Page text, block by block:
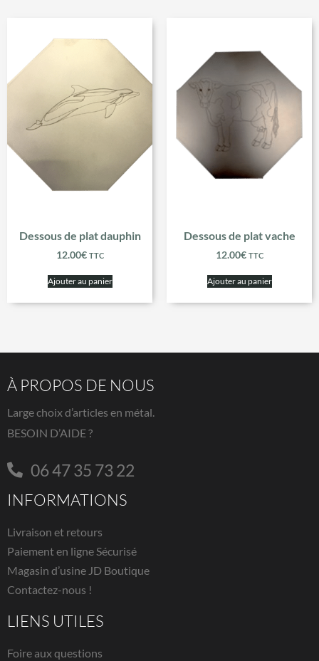
Dessous de plat dauphin
12.00€ TTC
Ajouter au panier
Dessous de plat vache
12.00€ TTC
Ajouter au panier
À PROPOS DE NOUS
Large choix d’articles en métal.
BESOIN D’AIDE ?
06 47 35 73 22
INFORMATIONS
Livraison et retours
Paiement en ligne Sécurisé
Magasin d’usine JD Boutique
Contactez-nous !
LIENS UTILES
Foire aux questions